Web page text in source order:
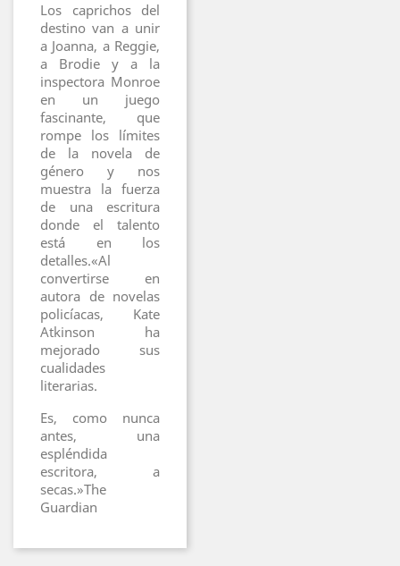
Los caprichos del
destino van a unir
a Joanna, a Reggie,
a Brodie y a la
inspectora Monroe
en un juego
fascinante, que
rompe los límites
de la novela de
género y nos
muestra la fuerza
de una escritura
donde el talento
está en los
detalles.«Al
convertirse en
autora de novelas
policíacas, Kate
Atkinson ha
mejorado sus
cualidades
literarias.
Es, como nunca
antes, una
espléndida
escritora, a
secas.»The
Guardian